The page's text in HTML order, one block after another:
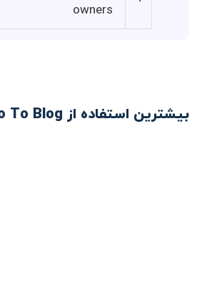
owners
بیشترین استفاده از Video To Blog